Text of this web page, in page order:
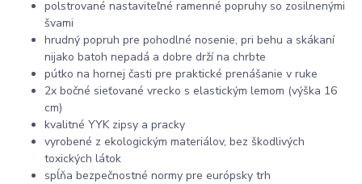
polstrované nastaviteľné ramenné popruhy so zosilnenými
švami
hrudný popruh pre pohodlné nosenie, pri behu a skákaní
nijako batoh nepadá a dobre drží na chrbte
pútko na hornej časti pre praktické prenášanie v ruke
2x bočné sieťované vrecko s elastickým lemom (výška 16
cm)
kvalitné YYK zipsy a pracky
vyrobené z ekologickým materiálov, bez škodlivých
toxických látok
spĺňa bezpečnostné normy pre európsky trh